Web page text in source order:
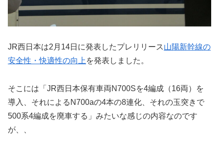
JR西日本は2月14日に発表したプレリリース山陽新幹線の
安全性・快適性の向上 を発表しました。
そこには「JR西日本保有車両N700Sを4編成（16両）を
導入、それによるN700aの4本の8連化、それの玉突きで
500系4編成を廃車する」みたいな感じの内容なのです
が、、